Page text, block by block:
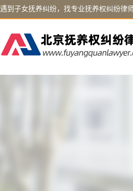
遇到子女抚养纠纷，找专业抚养权纠纷律